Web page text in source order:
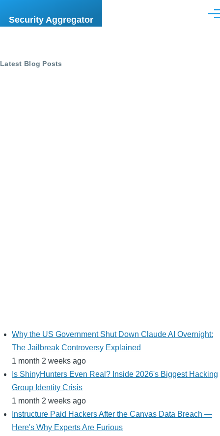
Security Aggregator
Latest Blog Posts
Why the US Government Shut Down Claude AI Overnight:
The Jailbreak Controversy Explained
1 month 2 weeks ago
Is ShinyHunters Even Real? Inside 2026's Biggest Hacking
Group Identity Crisis
1 month 2 weeks ago
Instructure Paid Hackers After the Canvas Data Breach —
Here's Why Experts Are Furious